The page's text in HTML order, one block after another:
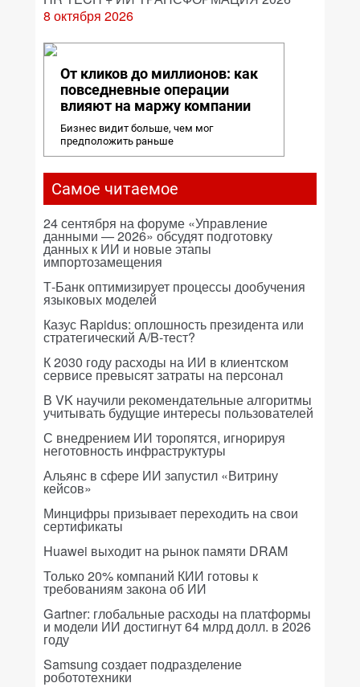
8 октября 2026
От кликов до миллионов: как
повседневные операции
влияют на маржу компании
Бизнес видит больше, чем мог
предположить раньше
Самое читаемое
24 сентября на форуме «Управление
данными — 2026» обсудят подготовку
данных к ИИ и новые этапы
импортозамещения
Т-Банк оптимизирует процессы дообучения
языковых моделей
Казус Rapidus: оплошность президента или
стратегический A/B-тест?
К 2030 году расходы на ИИ в клиентском
сервисе превысят затраты на персонал
В VK научили рекомендательные алгоритмы
учитывать будущие интересы пользователей
С внедрением ИИ торопятся, игнорируя
неготовность инфраструктуры
Альянс в сфере ИИ запустил «Витрину
кейсов»
Минцифры призывает переходить на свои
сертификаты
Huawei выходит на рынок памяти DRAM
Только 20% компаний КИИ готовы к
требованиям закона об ИИ
Gartner: глобальные расходы на платформы
и модели ИИ достигнут 64 млрд долл. в 2026
году
Samsung создает подразделение
робототехники